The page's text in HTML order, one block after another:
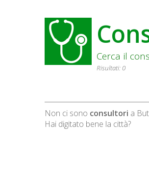
Cerca il
Risultati: 0
Non ci sono consultori a
Hai digitato bene la città?